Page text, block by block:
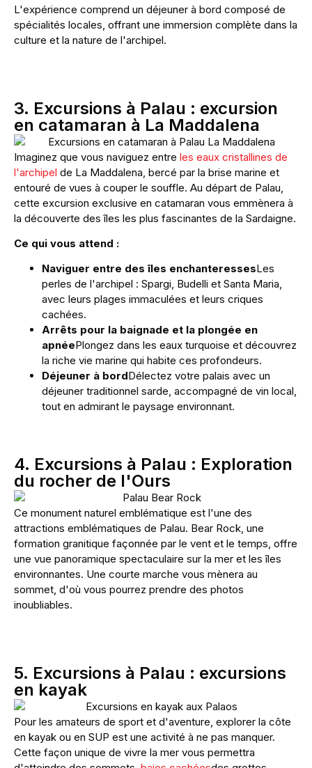
L'expérience comprend un déjeuner à bord composé de
spécialités locales, offrant une immersion complète dans la
culture et la nature de l'archipel.
3. Excursions à Palau : excursion
en catamaran à La Maddalena
Imaginez que vous naviguez entre les eaux cristallines de
l'archipel de La Maddalena, bercé par la brise marine et
entouré de vues à couper le souffle. Au départ de Palau,
cette excursion exclusive en catamaran vous emmènera à
la découverte des îles les plus fascinantes de la Sardaigne.
Ce qui vous attend :
Naviguer entre des îles enchanteressesLes
perles de l'archipel : Spargi, Budelli et Santa Maria,
avec leurs plages immaculées et leurs criques
cachées.
Arrêts pour la baignade et la plongée en
apnéePlongez dans les eaux turquoise et découvrez
la riche vie marine qui habite ces profondeurs.
Déjeuner à bordDélectez votre palais avec un
déjeuner traditionnel sarde, accompagné de vin local,
tout en admirant le paysage environnant.
4. Excursions à Palau : Exploration
du rocher de l'Ours
Ce monument naturel emblématique est l'une des
attractions emblématiques de Palau. Bear Rock, une
formation granitique façonnée par le vent et le temps, offre
une vue panoramique spectaculaire sur la mer et les îles
environnantes. Une courte marche vous mènera au
sommet, d'où vous pourrez prendre des photos
inoubliables.
5. Excursions à Palau : excursions
en kayak
Pour les amateurs de sport et d'aventure, explorer la côte
en kayak ou en SUP est une activité à ne pas manquer.
Cette façon unique de vivre la mer vous permettra